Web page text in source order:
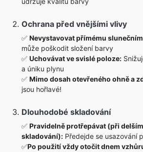
Ochrana před vnějšími vlivy
✅ Nevystavovat přímému
může poškodit složení barvy
✅ Uchovávat ve svislé poloze:
a úniku plynu
✅ Mimo dosah otevřeného ohně a
jsou hořlavé!
Dlouhodobé skladování
✅ Pravidelně protřepávat (při delším
skladování): Předejde se usazování
✅Po použití vždy otočit dnem